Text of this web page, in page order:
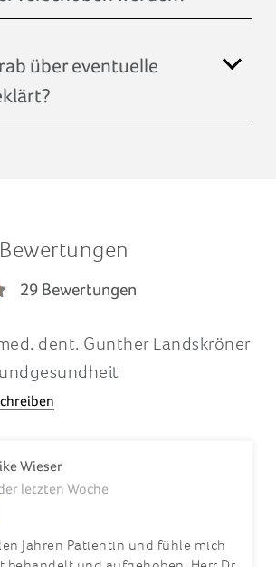
29 Bewertungen
letzten Woche
Jahren Patientin und fühle mich
behandelt und aufgehoben. Herr Dr.
sein Praxisteam sind sehr